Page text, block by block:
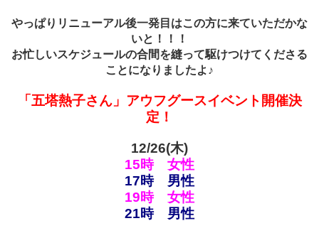
やっぱりリニューアル後一発目はこの方に来ていただかな
いと！！！
お忙しいスケジュールの合間を縫って駆けつけてくださる
ことになりましたよ♪
「五塔熱子さん」アウフグースイベント開催決
定！
12/26(木)
15時 女性
17時 男性
19時 女性
21時 男性